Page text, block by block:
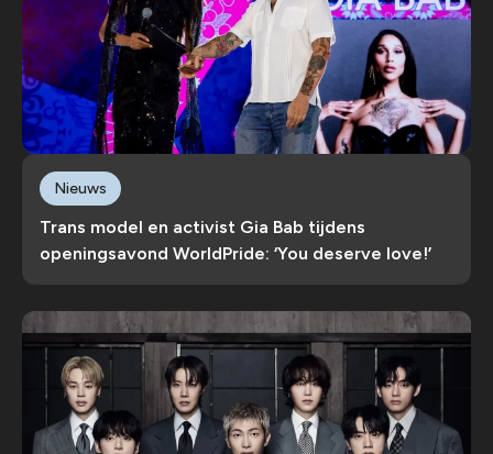
Trans model en activist Gia Bab tijdens
openingsavond WorldPride: ‘You deserve love!’
Nieuws